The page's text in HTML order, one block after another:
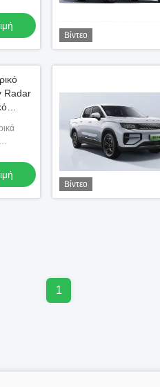
Βίντεο
Radar
Βίντεο
1